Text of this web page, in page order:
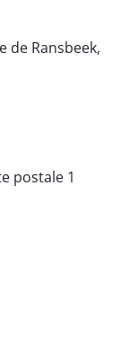
de Ransbeek,
postale 1